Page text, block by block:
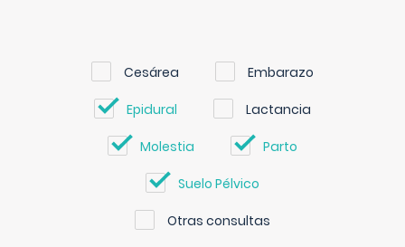
Cesárea Embarazo
Epidural Lactancia
Molestia Parto
Suelo Pélvico
Otras consultas